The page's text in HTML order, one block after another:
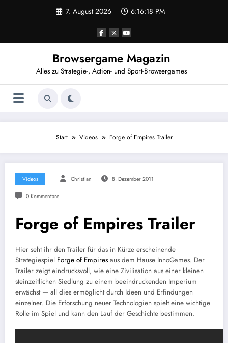
7. August 2026 6:16:18 PM
Browsergame Magazin
Alles zu Strategie-, Action- und Sport-Browsergames
Start Videos Forge of Empires Trailer
Videos Christian 8. Dezember 2011
0 Kommentare
Forge of Empires Trailer
Hier seht ihr den Trailer für das in Kürze erscheinende
Strategiespiel Forge of Empires aus dem Hause InnoGames. Der
Trailer zeigt eindrucksvoll, wie eine Zivilisation aus einer kleinen
steinzeitlichen Siedlung zu einem beeindruckenden Imperium
erwächst — all dies ermöglicht durch Ideen und Erfindungen
einzelner. Die Erforschung neuer Technologien spielt eine wichtige
Rolle im Spiel und kann den Lauf der Geschichte bestimmen.